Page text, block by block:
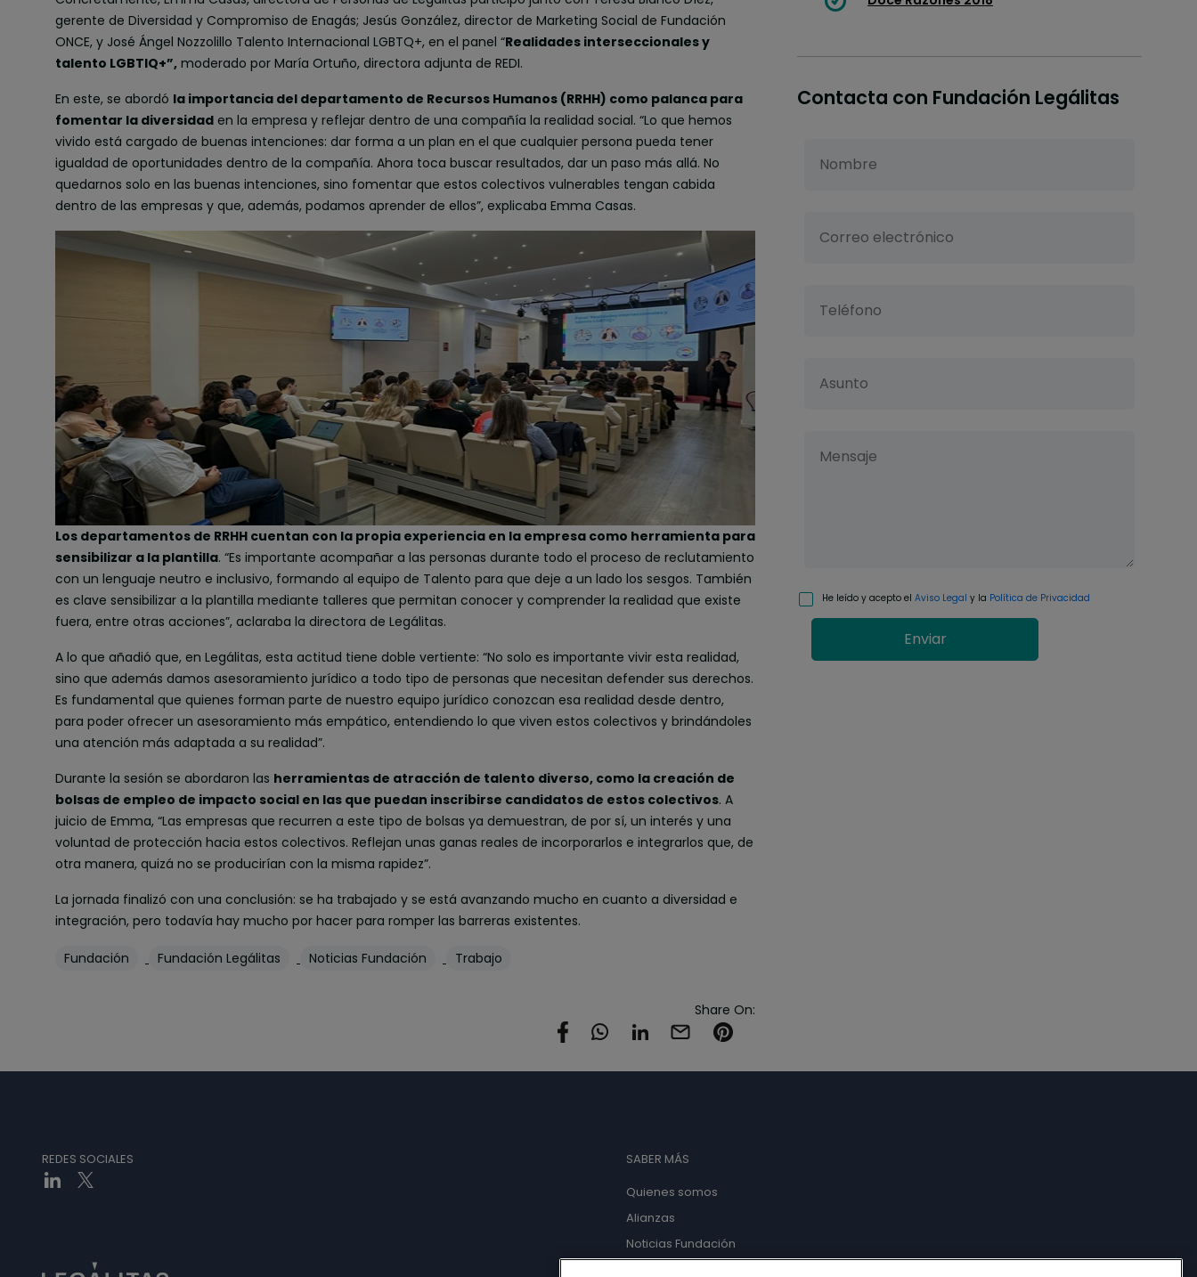
gerente de Diversidad y Compromiso de Enagás; Jesús González, director de Marketing Social de Fundación
ONCE, y José Ángel Nozzolillo Talento Internacional LGBTQ+, en el panel “Realidades interseccionales y
talento LGBTIQ+”, moderado por María Ortuño, directora adjunta de REDI.
En este, se abordó la importancia del departamento de Recursos Humanos (RRHH) como palanca para
fomentar la diversidad en la empresa y reflejar dentro de una compañía la realidad social. “Lo que hemos
vivido está cargado de buenas intenciones: dar forma a un plan en el que cualquier persona pueda tener
igualdad de oportunidades dentro de la compañía. Ahora toca buscar resultados, dar un paso más allá. No
quedarnos solo en las buenas intenciones, sino fomentar que estos colectivos vulnerables tengan cabida
dentro de las empresas y que, además, podamos aprender de ellos”, explicaba Emma Casas.
Los departamentos de RRHH cuentan con la propia experiencia en la empresa como herramienta para
sensibilizar a la plantilla. “Es importante acompañar a las personas durante todo el proceso de reclutamiento
con un lenguaje neutro e inclusivo, formando al equipo de Talento para que deje a un lado los sesgos. También
es clave sensibilizar a la plantilla mediante talleres que permitan conocer y comprender la realidad que existe
fuera, entre otras acciones”, aclaraba la directora de Legálitas.
A lo que añadió que, en Legálitas, esta actitud tiene doble vertiente: “No solo es importante vivir esta realidad,
sino que además damos asesoramiento jurídico a todo tipo de personas que necesitan defender sus derechos.
Es fundamental que quienes forman parte de nuestro equipo jurídico conozcan esa realidad desde dentro,
para poder ofrecer un asesoramiento más empático, entendiendo lo que viven estos colectivos y brindándoles
una atención más adaptada a su realidad”.
Durante la sesión se abordaron las herramientas de atracción de talento diverso, como la creación de
bolsas de empleo de impacto social en las que puedan inscribirse candidatos de estos colectivos. A
juicio de Emma, “Las empresas que recurren a este tipo de bolsas ya demuestran, de por sí, un interés y una
voluntad de protección hacia estos colectivos. Reflejan unas ganas reales de incorporarlos e integrarlos que, de
otra manera, quizá no se producirían con la misma rapidez”.
La jornada finalizó con una conclusión: se ha trabajado y se está avanzando mucho en cuanto a diversidad e
integración, pero todavía hay mucho por hacer para romper las barreras existentes.
Fundación Fundación Legálitas Noticias Fundación Trabajo
Share On:
Contacta con Fundación Legálitas
He leído y acepto elAviso Legal y la Política de Privacidad
Enviar
REDES SOCIALES
SABER MÁS
Quienes somos
Alianzas
Noticias Fundación